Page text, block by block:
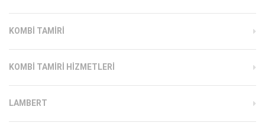
KOMBI TAMIRI
KOMBI TAMIRI HIZMETLERI
LAMBERT